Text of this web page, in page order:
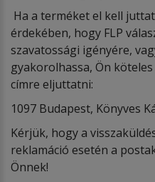
Ha a terméket el kell
érdekében, hogy FLP
szavatossági igényére,
gyakorolhassa, Ön
címre eljuttatni:
1097 Budapest, Könyves
Kérjük, hogy a
reklamáció esetén a
Önnek!